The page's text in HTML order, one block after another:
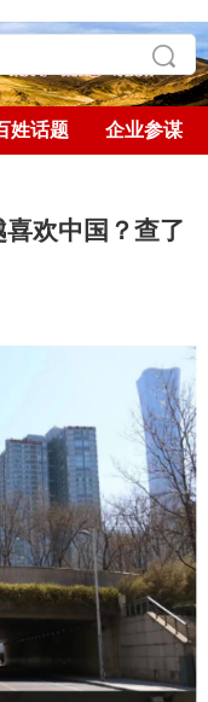
姓话题 企业参谋
欢中国？查了